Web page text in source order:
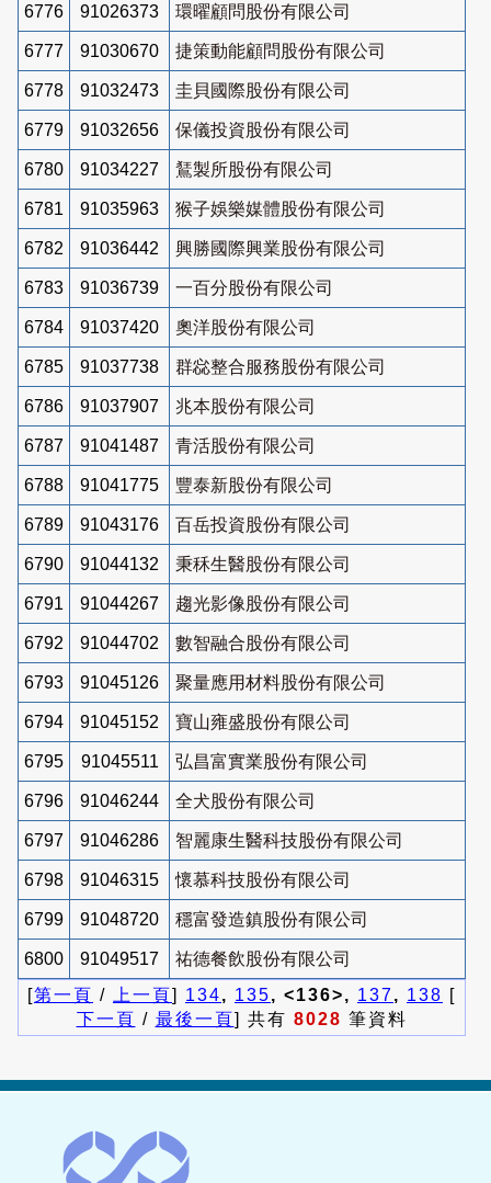
6776 91026373 環曜顧問股份有限公司
6777 91030670 捷策動能顧問股份有限公司
6778 91032473 圭貝國際股份有限公司
6779 91032656 保儀投資股份有限公司
6780 91034227 鵟製所股份有限公司
6781 91035963 猴子娛樂媒體股份有限公司
6782 91036442 興勝國際興業股份有限公司
6783 91036739 一百分股份有限公司
6784 91037420 奧洋股份有限公司
6785 91037738 群惢整合服務股份有限公司
6786 91037907 兆本股份有限公司
6787 91041487 青活股份有限公司
6788 91041775 豐泰新股份有限公司
6789 91043176 百岳投資股份有限公司
6790 91044132 秉秝生醫股份有限公司
6791 91044267 趨光影像股份有限公司
6792 91044702 數智融合股份有限公司
6793 91045126 聚量應用材料股份有限公司
6794 91045152 寶山雍盛股份有限公司
6795 91045511 弘昌富實業股份有限公司
6796 91046244 全犬股份有限公司
6797 91046286 智麗康生醫科技股份有限公司
6798 91046315 懷慕科技股份有限公司
6799 91048720 穩富發造鎮股份有限公司
6800 91049517
祐德餐飲股份有限公司
[第一頁 / 上一頁] 134, 135, <136>, 137, 138 [
下一頁 / 最後一頁] 共有 8028 筆資料